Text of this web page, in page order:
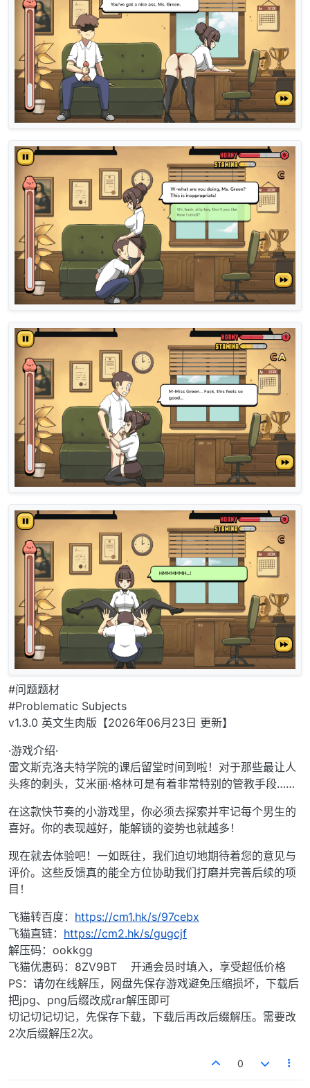
#问题题材
#Problematic Subjects
v1.3.0 英文生肉版【2026年06月23日 更新】
·游戏介绍·
雷文斯克洛夫特学院的课后留堂时间到啦！对于那些最让人
头疼的刺头，艾米丽·格林可是有着非常特别的管教手段……
在这款快节奏的小游戏里，你必须去探索并牢记每个男生的
喜好。你的表现越好，能解锁的姿势也就越多！
现在就去体验吧！一如既往，我们迫切地期待着您的意见与
评价。这些反馈真的能全方位协助我们打磨并完善后续的项
目！
飞猫转百度： https://cm1.hk/s/97cebx
飞猫直链： https://cm2.hk/s/gugcjf
解压码：ookkgg
飞猫优惠码：8ZV9BT 开通会员时填入，享受超低价格
PS：请勿在线解压，网盘先保存游戏避免压缩损坏，下载后
把jpg、png后缀改成rar解压即可
切记切记切记，先保存下载，下载后再改后缀解压。需要改
2次后缀解压2次。
0